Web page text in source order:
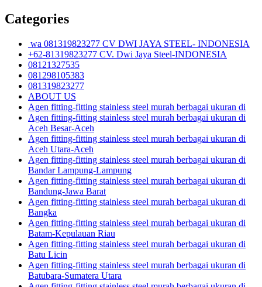
Categories
wa 081319823277 CV DWI JAYA STEEL- INDONESIA
+62-81319823277 CV. Dwi Jaya Steel-INDONESIA
08121327535
081298105383
081319823277
ABOUT US
Agen fitting-fitting stainless steel murah berbagai ukuran di
Agen fitting-fitting stainless steel murah berbagai ukuran di
Aceh Besar-Aceh
Agen fitting-fitting stainless steel murah berbagai ukuran di
Aceh Utara-Aceh
Agen fitting-fitting stainless steel murah berbagai ukuran di
Bandar Lampung-Lampung
Agen fitting-fitting stainless steel murah berbagai ukuran di
Bandung-Jawa Barat
Agen fitting-fitting stainless steel murah berbagai ukuran di
Bangka
Agen fitting-fitting stainless steel murah berbagai ukuran di
Batam-Kepulauan Riau
Agen fitting-fitting stainless steel murah berbagai ukuran di
Batu Licin
Agen fitting-fitting stainless steel murah berbagai ukuran di
Batubara-Sumatera Utara